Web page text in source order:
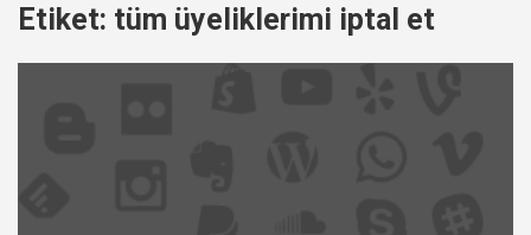
Etiket: tüm üyeliklerimi iptal et